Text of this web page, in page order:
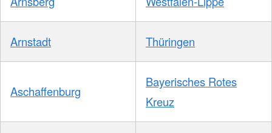
Arnstadt Thüringen
Aschaffenburg
Bayerisches Rotes
Kreuz